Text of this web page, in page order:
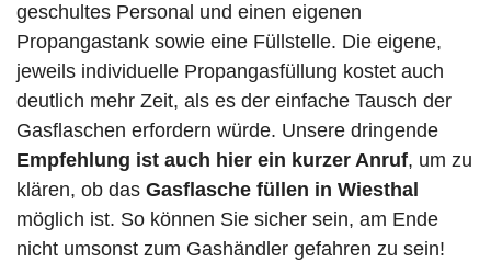
geschultes Personal und einen eigenen
Propangastank sowie eine Füllstelle. Die eigene,
jeweils individuelle Propangasfüllung kostet auch
deutlich mehr Zeit, als es der einfache Tausch der
Gasflaschen erfordern würde. Unsere dringende
Empfehlung ist auch hier ein kurzer Anruf, um zu
klären, ob das Gasflasche füllen in Wiesthal
möglich ist. So können Sie sicher sein, am Ende
nicht umsonst zum Gashändler gefahren zu sein!